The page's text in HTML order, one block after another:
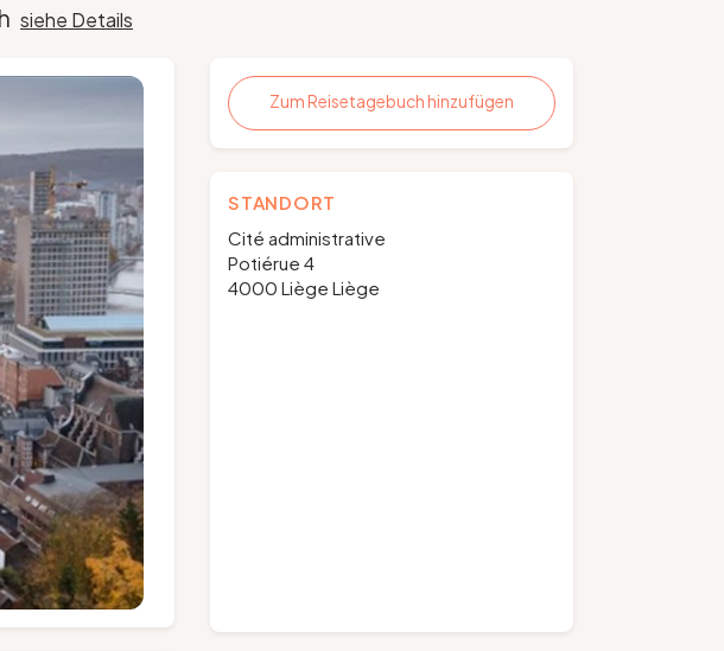
siehe Details
Zum Reisetagebuch hinzufügen
STANDORT
Cité administrative
Potiérue 4
4000 Liège Liège